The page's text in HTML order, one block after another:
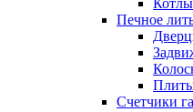
Печное
Счетчики